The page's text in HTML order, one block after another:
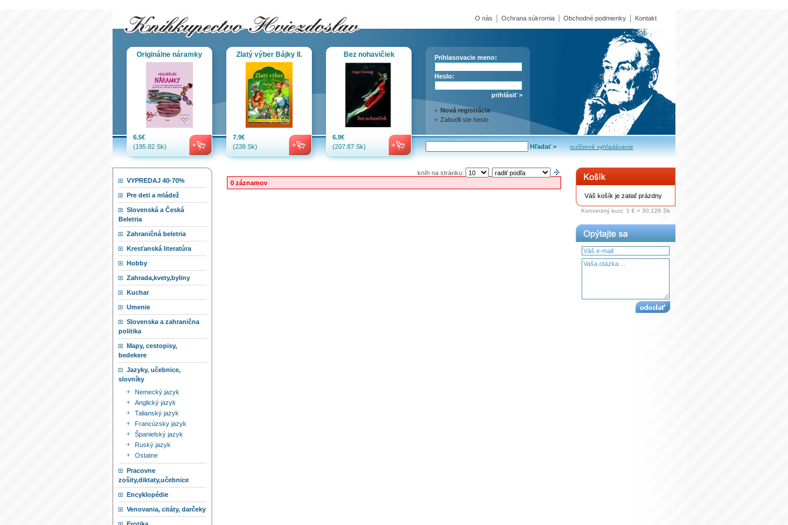
Originálne náramky
6.5€
(195.82 Sk)
Zlatý výber Bájky II.
7.9€
(238 Sk)
Bez nohavičiek
6.9€
(207.87 Sk)
Prihlasovacie meno:
Heslo:
Nová registrácia
Zabudli ste heslo
rozšírené vyhľadávanie
O nás Ochrana súkromia Obchodné podmienky Kontakt
VYPREDAJ 40-70%
Pre deti a mládež
Slovenská a Česká
Beletria
Zahraničná beletria
Kresťanská literatúra
Hobby
Zahrada,kvety,byliny
Kuchar
Umenie
Slovenska a zahranična
politika
Mapy, cestopisy,
bedekere
Jazyky, učebnice,
slovníky
Nemecký jazyk
Anglický jazyk
Talianský jazyk
Francúzsky jazyk
Španielský jazyk
Ruský jazyk
Ostatne
Pracovne
zošity,diktaty,učebnice
Encyklopédie
Venovania, citáty, darčeky
kníh na stránku:
0 záznamov
Váš košík je zatiaľ prázdny
Konverzný kurz: 1 € = 30.126 Sk